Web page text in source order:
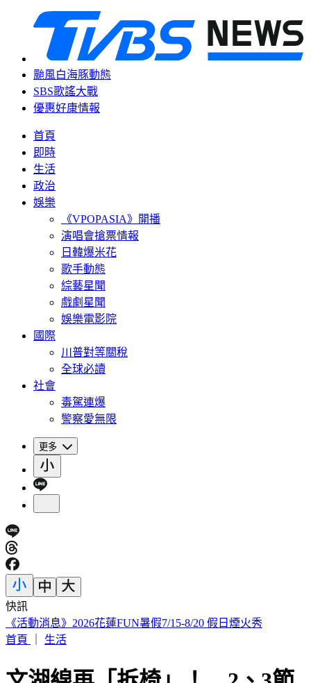
颱風白海豚動態
SBS歌謠大戰
優惠好康情報
首頁
即時
生活
政治
娛樂
《VPOPASIA》開播
演唱會搶票情報
日韓爆米花
歌手動態
綜藝星聞
戲劇星聞
娛樂電影院
國際
川普對等關稅
全球必讀
社會
毒駕連爆
警察愛無限
更多
快訊
駐歐外交官爆霸凌、徐佳青狂出國 他轟：政府官員風紀徹底
棄守